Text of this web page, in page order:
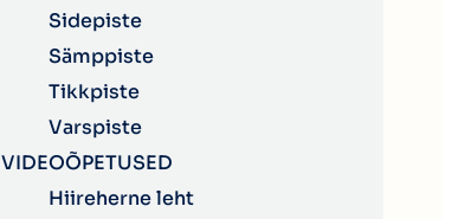
Sidepiste
Sämppiste
Tikkpiste
Varspiste
VIDEOÕPETUSED
Hiireherne leht